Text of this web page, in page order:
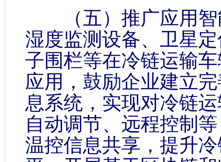
（五）推广应用智
湿度监测设备、卫星
子围栏等在冷链运输
应用，鼓励企业建立
息系统，实现对冷链
自动调节、远程控制
温控信息共享，提升